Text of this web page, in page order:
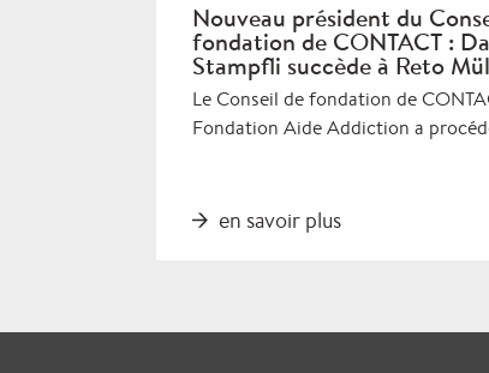
Nouveau président du
fondation de CONTACT :
Stampfli succède à Reto
Le Conseil de fondation de
Fondation Aide Addiction a
en savoir plus